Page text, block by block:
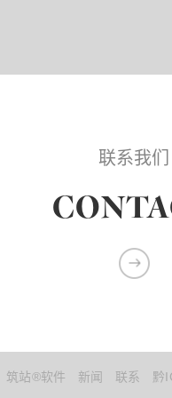
联系我们
筑站®软件 新闻 联系
黔